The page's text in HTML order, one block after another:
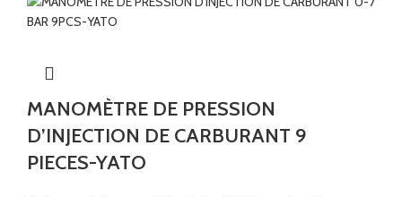
MANOMÈTRE DE PRESSION
D’INJECTION DE CARBURANT 9
PIECES-YATO